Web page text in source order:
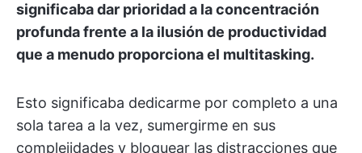
significaba dar prioridad a la concentración
profunda frente a la ilusión de productividad
que a menudo proporciona el multitasking.
Esto significaba dedicarme por completo a una
sola tarea a la vez, sumergirme en sus
complejidades y bloquear las distracciones que